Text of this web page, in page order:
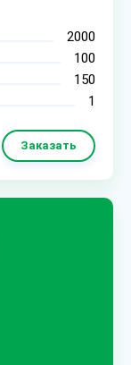
2000
100
150
1
Заказать